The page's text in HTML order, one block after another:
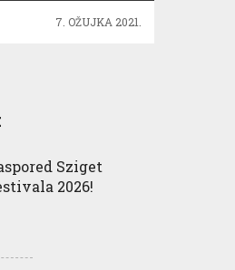
7. OŽUJKA 2021.
Sziget
2026!